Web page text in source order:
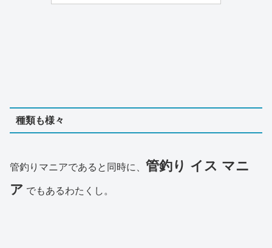
種類も様々
管釣りマニアであると同時に、 管釣り イス マニ
ア でもあるわたくし。